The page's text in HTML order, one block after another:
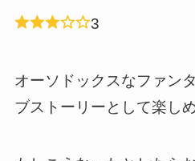
3
オーソドックスなファン
ブストーリーとして楽し